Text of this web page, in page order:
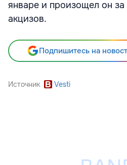
январе и произощел он за
акцизов.
Подпишитесь на
Источник Vesti